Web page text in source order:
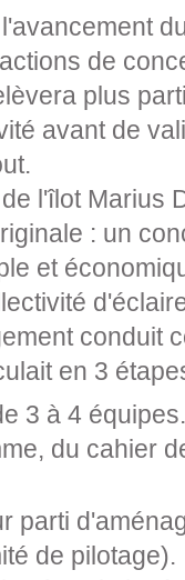
de
plus
avant de
l'îlot Marius
: un
et
conduit
en 3
3 à 4
du cahier
parti
de